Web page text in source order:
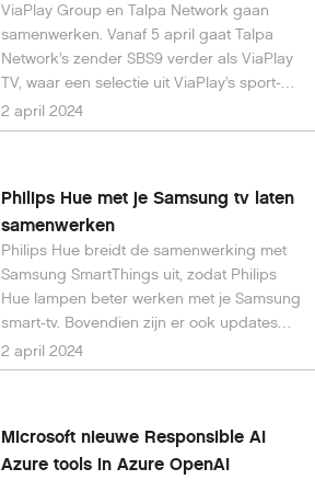
ViaPlay Group en Talpa Network gaan
samenwerken. Vanaf 5 april gaat Talpa
Network’s zender SBS9 verder als ViaPlay
TV, waar een selectie uit ViaPlay’s sport-
portfolio te zien zal zijn. Ook veel Formule
1, maar niet de live race zelf. Toch kun je
2 april 2024
Philips Hue met je Samsung tv laten
samenwerken
Philips Hue breidt de samenwerking met
Samsung SmartThings uit, zodat Philips
Hue lampen beter werken met je Samsung
smart-tv. Bovendien zijn er ook updates
voor de Philips Hue Sync TV-app.
2 april 2024
Microsoft nieuwe Responsible AI
Azure tools in Azure OpenAI